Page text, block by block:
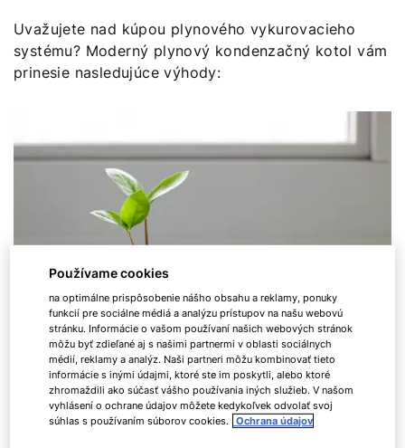
Uvažujete nad kúpou plynového vykurovacieho
systému? Moderný plynový kondenzačný kotol vám
prinesie nasledujúce výhody:
Účinnosť, výhodná cena a
Používame cookies
na optimálne prispôsobenie nášho obsahu a reklamy, ponuky
funkcií pre sociálne médiá a analýzu prístupov na našu webovú
stránku. Informácie o vašom používaní našich webových stránok
môžu byť zdieľané aj s našimi partnermi v oblasti sociálnych
médií, reklamy a analýz. Naši partneri môžu kombinovať tieto
informácie s inými údajmi, ktoré ste im poskytli, alebo ktoré
zhromaždili ako súčasť vášho používania iných služieb. V našom
vyhlásení o ochrane údajov môžete kedykoľvek odvolať svoj
súhlas s používaním súborov cookies. Ochrana údajov